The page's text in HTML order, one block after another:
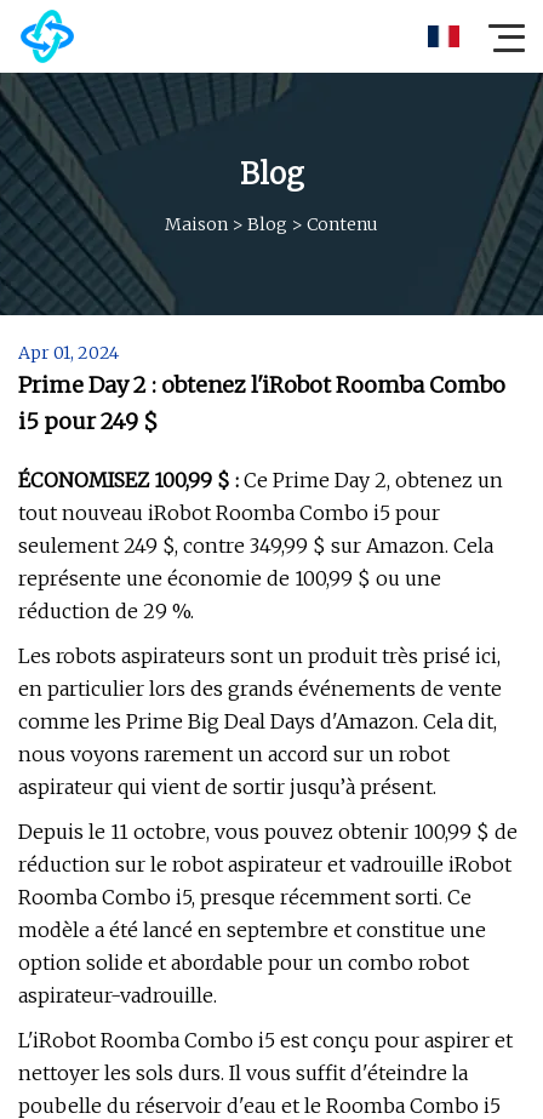
Blog
Maison > Blog > Contenu
Apr 01, 2024
Prime Day 2 : obtenez l'iRobot Roomba Combo
i5 pour 249 $
ÉCONOMISEZ 100,99 $ : Ce Prime Day 2, obtenez un
tout nouveau iRobot Roomba Combo i5 pour
seulement 249 $, contre 349,99 $ sur Amazon. Cela
représente une économie de 100,99 $ ou une
réduction de 29 %.
Les robots aspirateurs sont un produit très prisé ici,
en particulier lors des grands événements de vente
comme les Prime Big Deal Days d'Amazon. Cela dit,
nous voyons rarement un accord sur un robot
aspirateur qui vient de sortir jusqu’à présent.
Depuis le 11 octobre, vous pouvez obtenir 100,99 $ de
réduction sur le robot aspirateur et vadrouille iRobot
Roomba Combo i5, presque récemment sorti. Ce
modèle a été lancé en septembre et constitue une
option solide et abordable pour un combo robot
aspirateur-vadrouille.
L'iRobot Roomba Combo i5 est conçu pour aspirer et
nettoyer les sols durs. Il vous suffit d'éteindre la
poubelle du réservoir d'eau et le Roomba Combo i5